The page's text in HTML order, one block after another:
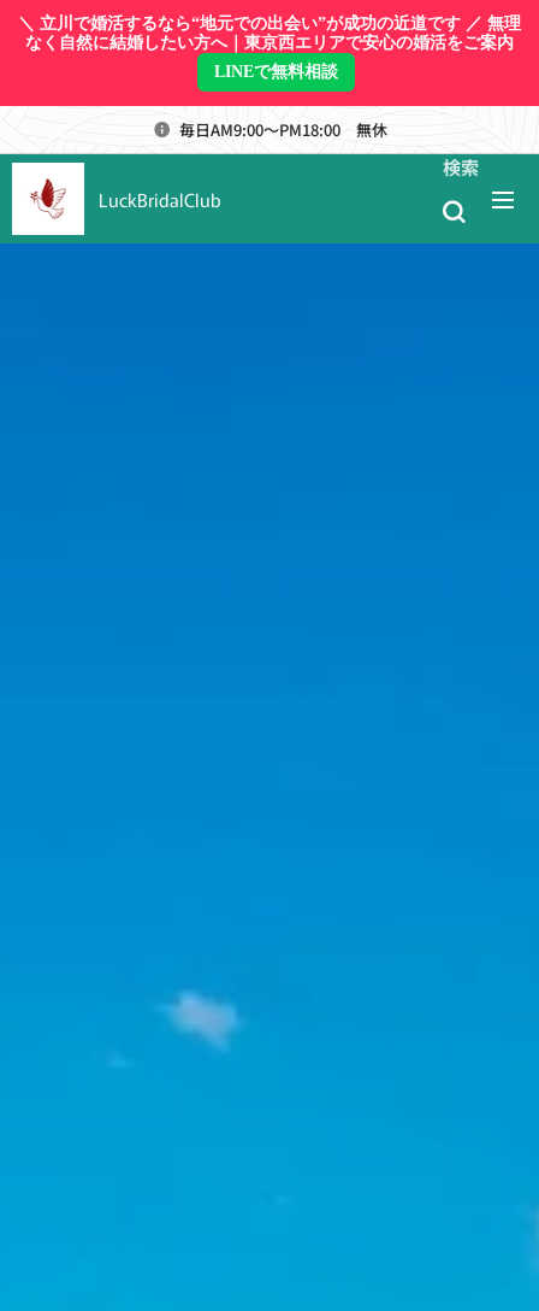
＼ 立川で婚活するなら“地元での出会い”が成功の近道です ／ 無理
なく自然に結婚したい方へ｜東京西エリアで安心の婚活をご案内
LINEで無料相談
毎日AM9:00～PM18:00 無休
LuckBridalClub
検索